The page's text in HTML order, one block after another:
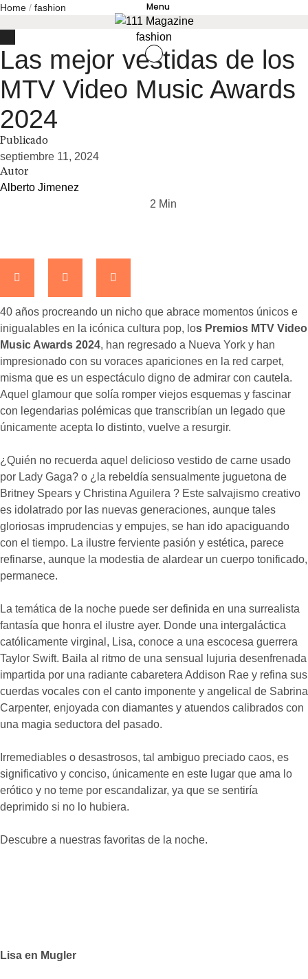
Menu
Home / fashion
fashion
Las mejor vestidas de los
MTV Video Music Awards
2024
Publicado
septiembre 11, 2024
Autor
Alberto Jimenez
2 Min
40 años procreando un nicho que abrace momentos únicos e
inigualables en la icónica cultura pop, los Premios MTV Video
Music Awards 2024, han regresado a Nueva York y han
impresionado con su voraces apariciones en la red carpet,
misma que es un espectáculo digno de admirar con cautela.
Aquel glamour que solía romper viejos esquemas y fascinar
con legendarias polémicas que transcribían un legado que
únicamente acepta lo distinto, vuelve a resurgir.
¿Quién no recuerda aquel delicioso vestido de carne usado
por Lady Gaga? o ¿la rebeldía sensualmente juguetona de
Britney Spears y Christina Aguilera ? Este salvajismo creativo
es idolatrado por las nuevas generaciones, aunque tales
gloriosas imprudencias y empujes, se han ido apaciguando
con el tiempo. La ilustre ferviente pasión y estética, parece
refinarse, aunque la modestia de alardear un cuerpo tonificado,
permanece.
La temática de la noche puede ser definida en una surrealista
fantasía que honra el ilustre ayer. Donde una intergaláctica
católicamente virginal, Lisa, conoce a una escocesa guerrera
Taylor Swift. Baila al ritmo de una sensual lujuria desenfrenada
impartida por una radiante cabaretera Addison Rae y refina sus
cuerdas vocales con el canto imponente y angelical de Sabrina
Carpenter, enjoyada con diamantes y atuendos calibrados con
una magia seductora del pasado.
Irremediables o desastrosos, tal ambiguo preciado caos, es
significativo y conciso, únicamente en este lugar que ama lo
erótico y no teme por escandalizar, ya que se sentiría
deprimido si no lo hubiera.
Descubre a nuestras favoritas de la noche.
Lisa en Mugler